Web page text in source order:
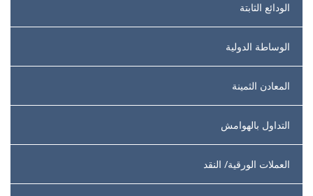
الودائع الثابتة
الوساطة الدولية
المعادن الثمينة
التداول بالهوامش
العملات الورقية/ النقد